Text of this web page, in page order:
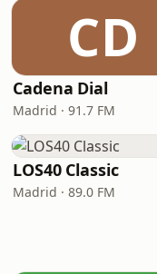
CD
Cadena Dial
Madrid · 91.7 FM
LOS40 Classic
Madrid · 89.0 FM